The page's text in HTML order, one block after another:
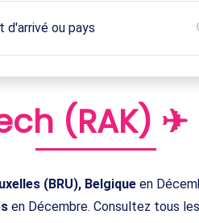
(RAK) ✈
(BRU), Belgique en
en Décembre. Consultez tous